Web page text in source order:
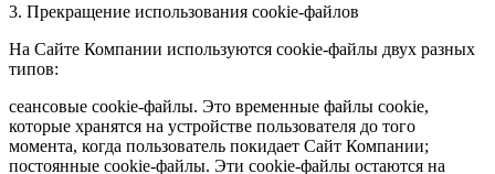
3. Прекращение использования cookie-файлов
На Сайте Компании используются cookie-файлы двух разных
типов:
сеансовые cookie-файлы. Это временные файлы cookie,
которые хранятся на устройстве пользователя до того
момента, когда пользователь покидает Сайт Компании;
постоянные cookie-файлы. Эти cookie-файлы остаются на